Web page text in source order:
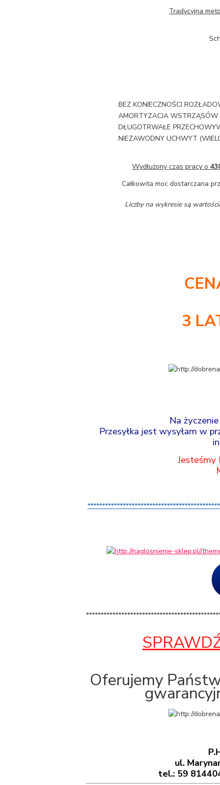
Tradycyjna
BEZ KONIECZNOŚCI
AMORTYZACJA
DŁUGOTRWAŁE
NIEZAWODNY UCHWYT
Wydłużony czas pracy o
Całkowita moc dostarczana
Liczby na wykresie są
3
Na
Przesyłka jest wysyłam w
Jesteśmy
Oferujemy
ul.
tel.: 59